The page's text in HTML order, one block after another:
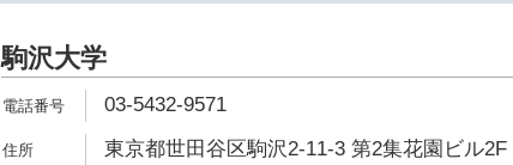
駒沢大学
03-5432-9571
東京都世田谷区駒沢2-11-3 第2集花園ビル2F